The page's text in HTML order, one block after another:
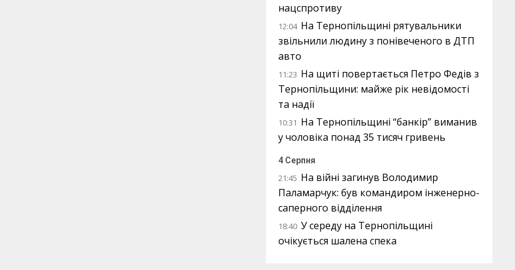
нацспротиву
12:04 На Тернопільщині рятувальники
звільнили людину з понівеченого в ДТП
авто
11:23 На щиті повертається Петро Федів з
Тернопільщини: майже рік невідомості
та надії
10:31 На Тернопільщині “банкір” виманив
у чоловіка понад 35 тисяч гривень
4 Серпня
21:45 На війні загинув Володимир
Паламарчук: був командиром інженерно-
саперного відділення
18:40 У середу на Тернопільщині
очікується шалена спека